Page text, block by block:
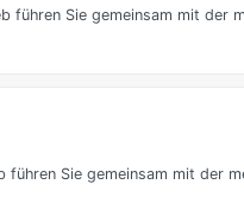
Sie gemeinsam mit der
Sie gemeinsam mit der